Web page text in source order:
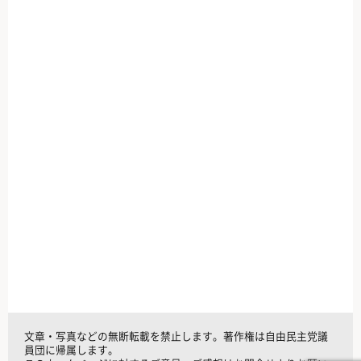
文章・写真などの無断転載を禁止します。著作権は自由民主党議
員団に帰属します。